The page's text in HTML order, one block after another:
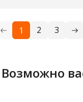
1 2 3
Возможно